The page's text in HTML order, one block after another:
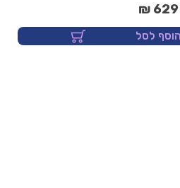
629 ₪
הוסף לסל